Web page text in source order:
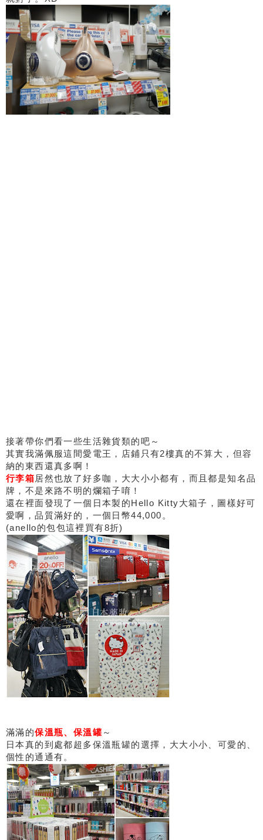
接著帶你們看一些生活雜貨類的吧～
其實我滿佩服這間愛電王，店鋪只有2樓真的不算大，但容
納的東西還真多啊！
行李箱居然也放了好多咖，大大小小都有，而且都是知名品
牌，不是來路不明的爛箱子唷！
還在裡面發現了一個日本製的Hello Kitty大箱子，圖樣好可
愛啊，品質滿好的，一個日幣44,000。
(anello的包包這裡買有8折)
滿滿的保溫瓶、保溫罐～
日本真的到處都超多保溫瓶罐的選擇，大大小小、可愛的、
個性的通通有。